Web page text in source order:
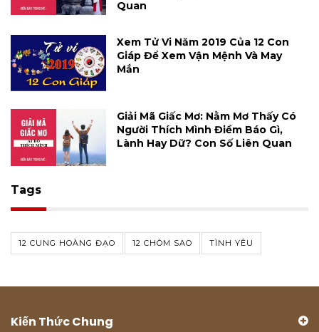
Quan
Xem Tử Vi Năm 2019 Của 12 Con
Giáp Để Xem Vận Mệnh Và May
Mắn
Giải Mã Giấc Mơ: Nằm Mơ Thấy Có
Người Thích Mình Điềm Báo Gì,
Lành Hay Dữ? Con Số Liên Quan
Tags
12 CUNG HOÀNG ĐẠO 12 CHÒM SAO TÌNH YÊU
Kiến Thức Chung